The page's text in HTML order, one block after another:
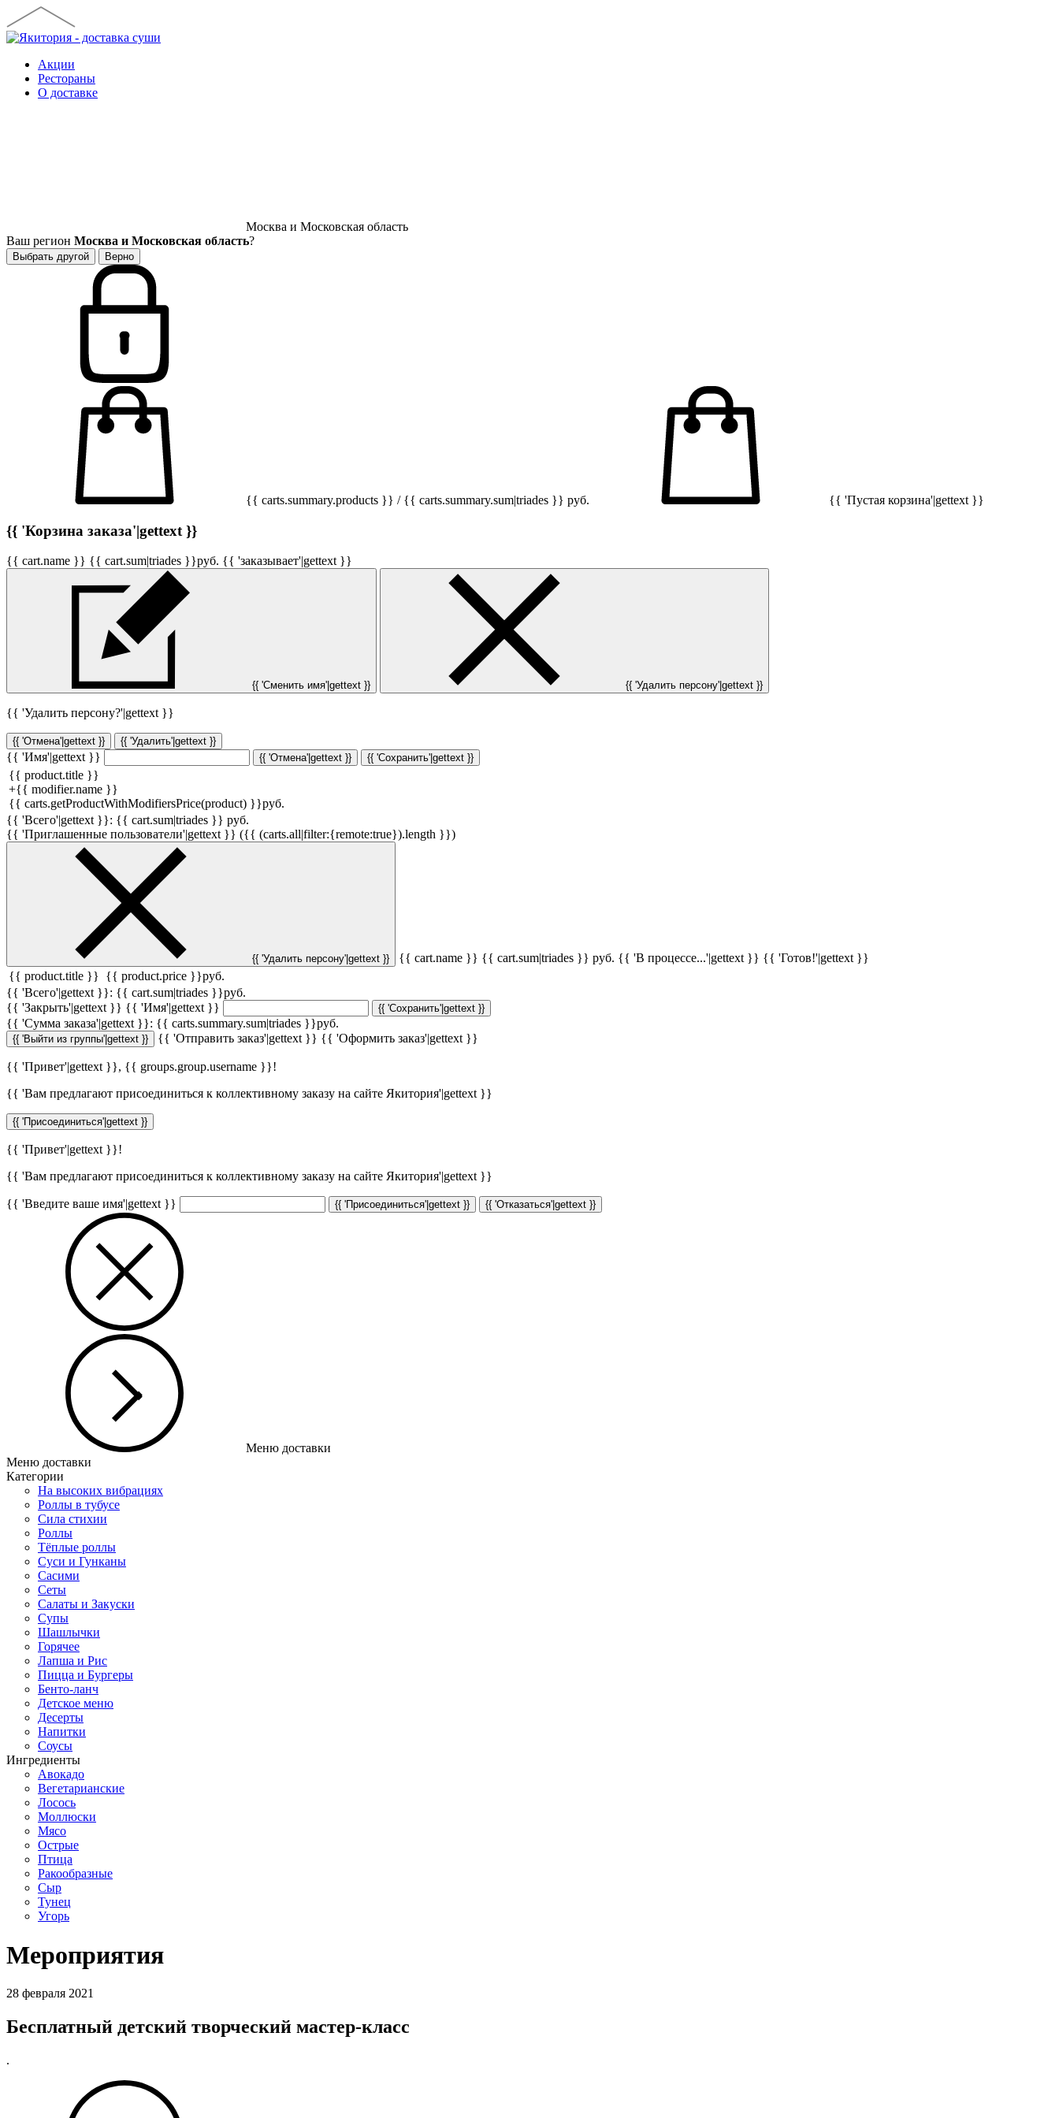
Акции
Рестораны
О доставке
Москва и Московская область
Ваш регион Москва и Московская область?
Выбрать другой Верно
{{ carts.summary.products }} / {{ carts.summary.sum|triades }} руб. {{ 'Пустая корзина'|gettext }}
{{ 'Корзина заказа'|gettext }}
{{ cart.name }} {{ cart.sum|triades }}руб. {{ 'заказывает'|gettext }}
{{ 'Сменить имя'|gettext }} {{ 'Удалить персону'|gettext }}
{{ 'Удалить персону?'|gettext }}
{{ 'Отмена'|gettext }} {{ 'Удалить'|gettext }}
{{ 'Имя'|gettext }} {{ 'Отмена'|gettext }} {{ 'Сохранить'|gettext }}
{{ product.title }}
+{{ modifier.name }}
{{ carts.getProductWithModifiersPrice(product) }}руб.
{{ 'Всего'|gettext }}: {{ cart.sum|triades }} руб.
{{ 'Приглашенные пользователи'|gettext }} ({{ (carts.all|filter:{remote:true}).length }})
{{ 'Удалить персону'|gettext }} {{ cart.name }} {{ cart.sum|triades }} руб. {{ 'В процессе...'|gettext }} {{ 'Готов!'|gettext }}
{{ product.title }} {{ product.price }}руб.
{{ 'Всего'|gettext }}: {{ cart.sum|triades }}руб.
{{ 'Закрыть'|gettext }} {{ 'Имя'|gettext }} {{ 'Сохранить'|gettext }}
{{ 'Cумма заказа'|gettext }}: {{ carts.summary.sum|triades }}руб.
{{ 'Выйти из группы'|gettext }} {{ 'Отправить заказ'|gettext }} {{ 'Оформить заказ'|gettext }}
{{ 'Привет'|gettext }}, {{ groups.group.username }}!
{{ 'Вам предлагают присоединиться к коллективному заказу на сайте Якитория'|gettext }}
{{ 'Присоединиться'|gettext }}
{{ 'Привет'|gettext }}!
{{ 'Вам предлагают присоединиться к коллективному заказу на сайте Якитория'|gettext }}
{{ 'Введите ваше имя'|gettext }} {{ 'Присоединиться'|gettext }} {{ 'Отказаться'|gettext }}
Меню доставки
Меню доставки
Категории
На высоких вибрациях
Роллы в тубусе
Сила стихии
Роллы
Тёплые роллы
Суси и Гунканы
Сасими
Сеты
Салаты и Закуски
Супы
Шашлычки
Горячее
Лапша и Рис
Пицца и Бургеры
Бенто-ланч
Детское меню
Десерты
Напитки
Соусы
Ингредиенты
Авокадо
Вегетарианские
Лосось
Моллюски
Мясо
Острые
Птица
Ракообразные
Сыр
Тунец
Угорь
Мероприятия
28 февраля 2021
Бесплатный детский творческий мастер-класс
.